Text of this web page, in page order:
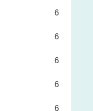
6
6
6
6
6